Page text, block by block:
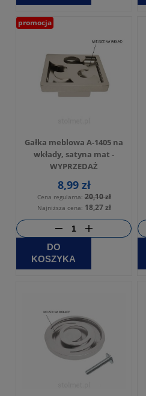
Gałka meblowa A-1405 na
wkłady, satyna mat -
WYPRZEDAŻ
8,99 zł
Cena regularna:20,10 zł
Najniższa cena: 18,27 zł
DO
KOSZYKA
promocja